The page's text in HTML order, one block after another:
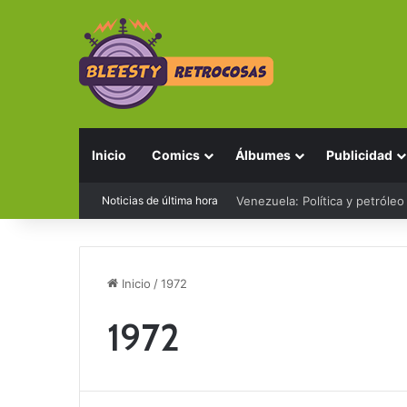
Inicio Comics Álbumes Publicidad
Noticias de última hora Venezuela: Política y petróleo
Inicio /1972
1972